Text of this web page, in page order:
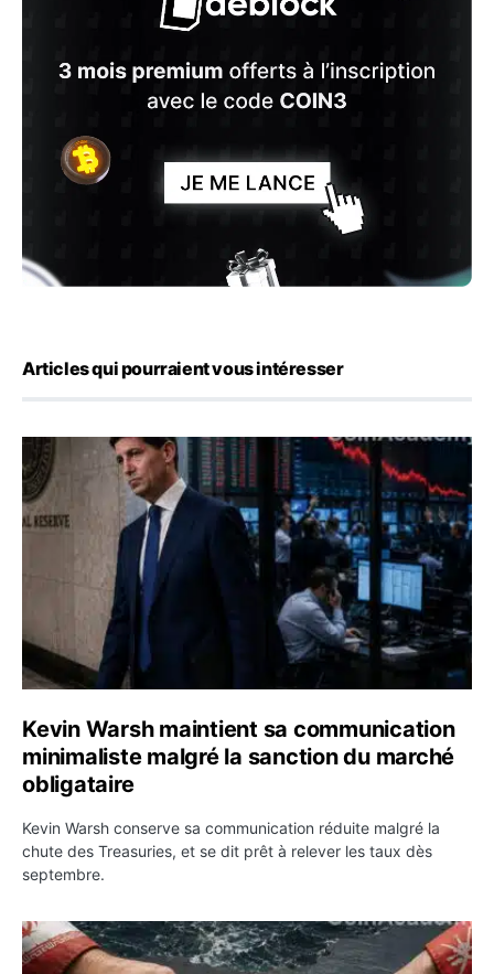
Articles qui pourraient vous intéresser
Kevin Warsh maintient sa communication minimaliste
Kevin Warsh maintient sa communication
minimaliste malgré la sanction du marché
obligataire
Kevin Warsh conserve sa communication réduite malgré la
chute des Treasuries, et se dit prêt à relever les taux dès
septembre.
Ormuz : l’Iran annonce un accord avec Oman sur une